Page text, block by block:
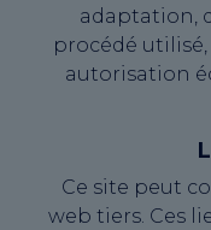
adaptation,
procédé
autorisation
Ce site peut
web tiers. Ces